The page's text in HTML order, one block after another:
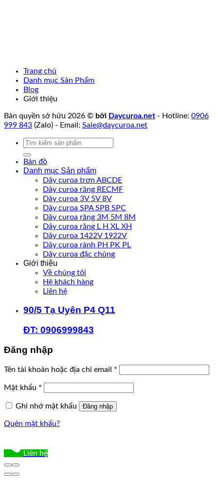
Trang chủ
Danh mục Sản Phẩm
Blog
Giới thiệu
Bản quyền sở hữu 2026 © bởi Daycuroa.net - Hotline: 0906
999 843 (Zalo) - Email: Sale@daycuroa.net
Tìm
Bản đồ
Danh mục Sản phẩm
Dây curoa trơn ABCDE
Dây curoa răng RECMF
Dây curoa 3V 5V 8V
Dây curoa SPA SPB SPC
Dây curoa răng 3M 5M 8M
Dây curoa răng L H XL XH
Dây curoa 1422V 1922V
Dây curoa rảnh PH PK PL
Dây curoa đặc chủng
Giới thiệu
Về chúng tôi
Hệ khách hàng
Liên hệ
90/5 Tạ Uyên P4 Q11
ĐT: 0906999843
Đăng nhập
Tên tài khoản hoặc địa chỉ email *
Mật khẩu *
Ghi nhớ mật khẩu
Đăng nhập
Quên mật khẩu?
Liên hệ